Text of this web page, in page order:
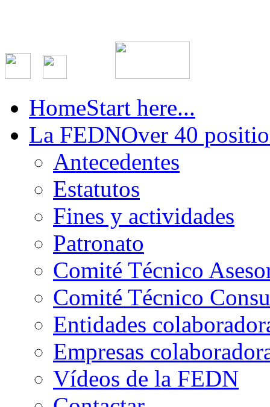
HomeStart here...
La FEDNOver 40
Antecedentes
Estatutos
Fines y actividades
Patronato
Comité Técnico
Comité Técnico
Entidades
Empresas
Vídeos de la FEDN